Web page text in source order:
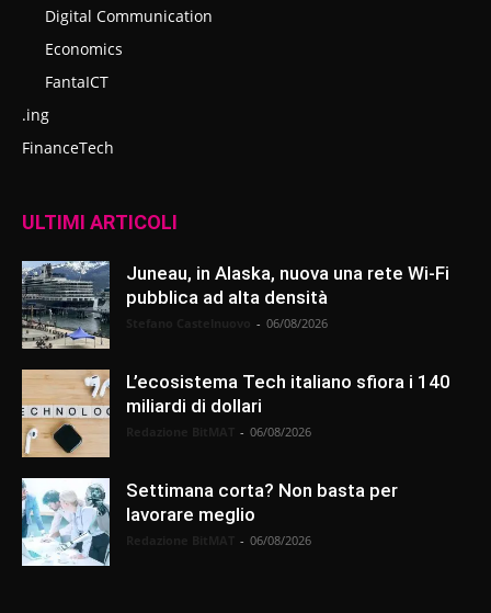
Digital Communication
Economics
FantaICT
.ing
FinanceTech
ULTIMI ARTICOLI
Juneau, in Alaska, nuova una rete Wi-Fi
pubblica ad alta densità
- 06/08/2026
L’ecosistema Tech italiano sfiora i 140
miliardi di dollari
- 06/08/2026
Settimana corta? Non basta per
lavorare meglio
- 06/08/2026